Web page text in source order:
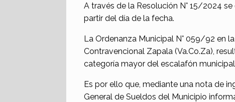
A través de la Resolución N° 15/2024
partir del día de la fecha.
La Ordenanza Municipal N° 059/92 en
Contravencional Zapala (Va.Co.Za),
categoría mayor del escalafón
Es por ello que, mediante una nota de
General de Sueldos del Municipio